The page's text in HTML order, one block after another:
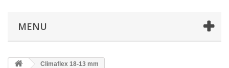
MENU
Climaflex 18-13 mm